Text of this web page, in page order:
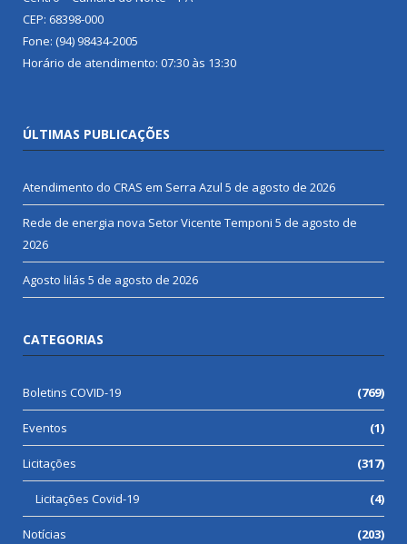
CEP: 68398-000
Fone: (94) 98434-2005
Horário de atendimento: 07:30 às 13:30
ÚLTIMAS PUBLICAÇÕES
Atendimento do CRAS em Serra Azul 5 de agosto de 2026
Rede de energia nova Setor Vicente Temponi 5 de agosto de
2026
Agosto lilás 5 de agosto de 2026
CATEGORIAS
Boletins COVID-19 (769)
Eventos (1)
Licitações (317)
Licitações Covid-19 (4)
Notícias (203)